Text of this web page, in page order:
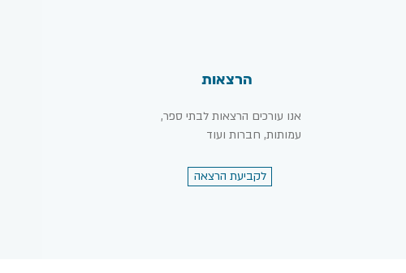
אנו עורכים הרצאות לבתי ספר,
עמותות, חברות ועוד
לקביעת הרצאה